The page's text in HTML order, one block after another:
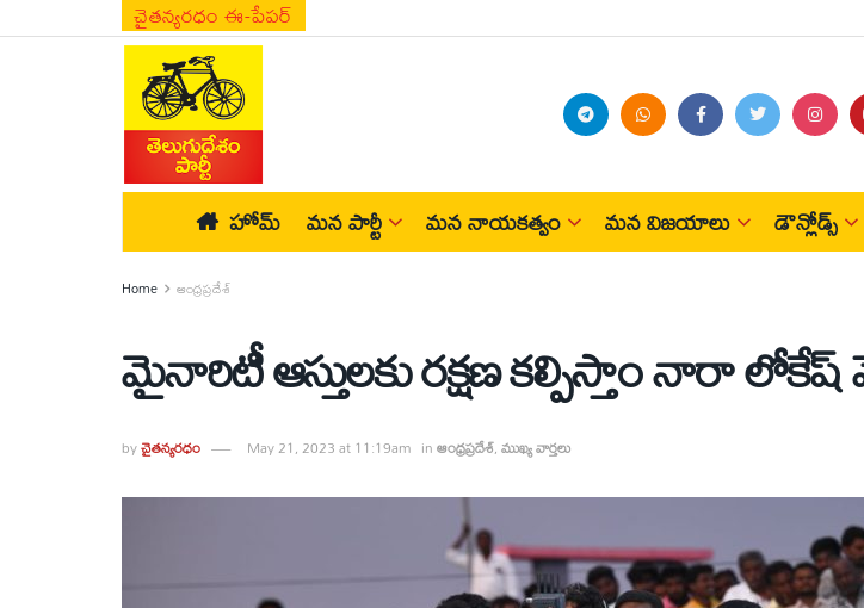
చైతన్యరధం ఈ-పేపర్
హోమ్ మన పార్టీ మన నాయకత్వం మన విజయాలు డౌన్లోడ్స్
Home ఆంధ్రప్రదేశ్
మైనారిటీ ఆస్తులకు రక్షణ
byచైతన్యరధం May 21, 2023 at 11:19am inఆంధ్రప్రదేశ్,ముఖ్య వార్తలు